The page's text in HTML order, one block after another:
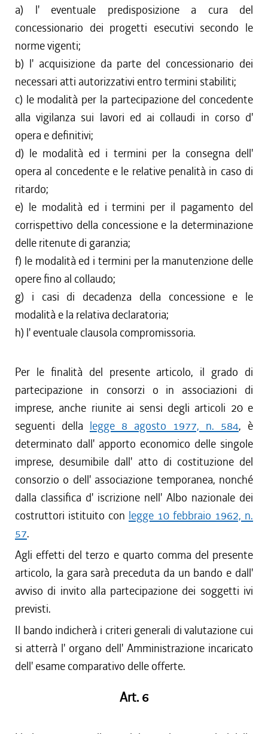
a) l' eventuale predisposizione a cura del
concessionario dei progetti esecutivi secondo le
norme vigenti;
b) l' acquisizione da parte del concessionario dei
necessari atti autorizzativi entro termini stabiliti;
c) le modalità per la partecipazione del concedente
alla vigilanza sui lavori ed ai collaudi in corso d'
opera e definitivi;
d) le modalità ed i termini per la consegna dell'
opera al concedente e le relative penalità in caso di
ritardo;
e) le modalità ed i termini per il pagamento del
corrispettivo della concessione e la determinazione
delle ritenute di garanzia;
f) le modalità ed i termini per la manutenzione delle
opere fino al collaudo;
g) i casi di decadenza della concessione e le
modalità e la relativa declaratoria;
h) l' eventuale clausola compromissoria.
Per le finalità del presente articolo, il grado di
partecipazione in consorzi o in associazioni di
imprese, anche riunite ai sensi degli articoli 20 e
seguenti della legge 8 agosto 1977, n. 584, è
determinato dall' apporto economico delle singole
imprese, desumibile dall' atto di costituzione del
consorzio o dell' associazione temporanea, nonché
dalla classifica d' iscrizione nell' Albo nazionale dei
costruttori istituito con legge 10 febbraio 1962, n.
57.
Agli effetti del terzo e quarto comma del presente
articolo, la gara sarà preceduta da un bando e dall'
avviso di invito alla partecipazione dei soggetti ivi
previsti.
Il bando indicherà i criteri generali di valutazione cui
si atterrà l' organo dell' Amministrazione incaricato
dell' esame comparativo delle offerte.
Art. 6